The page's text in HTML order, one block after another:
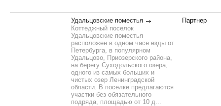
Удальцовские поместья
Коттеджный поселок
Удальцовские поместья
расположен в одном часе езды от
Петербурга, в популярном
Удальцово, Приозерского района,
на берегу Суходольского озера,
одного из самых больших и
чистых озер Ленинградской
области. В поселке предлагаются
участки без обязательного
подряда, площадью от 10 д...
Партнер